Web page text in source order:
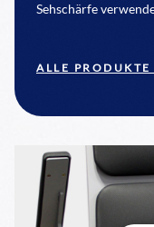
Sehschärfe
ALLE